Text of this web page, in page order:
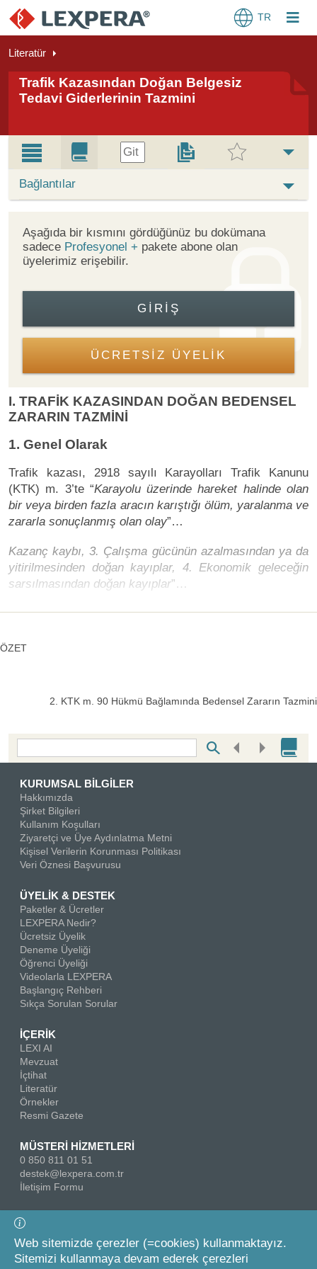
TR
Literatür
Trafik Kazasından Doğan Belgesiz
Tedavi Giderlerinin Tazmini
Git
Bağlantılar
Aşağıda bir kısmını gördüğünüz bu dokümana
sadece Profesyonel + pakete abone olan
üyelerimiz erişebilir.
GIRIŞ
ÜCRETSİZ ÜYELİK
I. TRAFİK KAZASINDAN DOĞAN BEDENSEL
ZARARIN TAZMİNİ
1. Genel Olarak
Trafik kazası, 2918 sayılı Karayolları Trafik Kanunu
(KTK) m. 3’te “Karayolu üzerinde hareket halinde olan
bir veya birden fazla aracın karıştığı ölüm, yaralanma ve
zararla sonuçlanmış olan olay”…
Kazanç kaybı, 3. Çalışma gücünün azalmasından ya da
yitirilmesinden doğan kayıplar, 4. Ekonomik geleceğin
sarsılmasından doğan kayıplar”…
ÖZET
2. KTK m. 90 Hükmü Bağlamında Bedensel Zararın Tazmini
Bottom Search Toolbar Highlight Text
KURUMSAL BİLGİLER
Hakkımızda
Şirket Bilgileri
Kullanım Koşulları
Ziyaretçi ve Üye Aydınlatma Metni
Kişisel Verilerin Korunması Politikası
Veri Öznesi Başvurusu
ÜYELİK & DESTEK
Paketler & Ücretler
LEXPERA Nedir?
Ücretsiz Üyelik
Deneme Üyeliği
Öğrenci Üyeliği
Videolarla LEXPERA
Başlangıç Rehberi
Sıkça Sorulan Sorular
İÇERİK
LEXI AI
Mevzuat
İçtihat
Literatür
Örnekler
Resmi Gazete
MÜSTERİ HİZMETLERİ
0 850 811 01 51
destek@lexpera.com.tr
İletişim Formu
Bizi Takip Edin
Web sitemizde çerezler (=cookies) kullanmaktayız.
Sitemizi kullanmaya devam ederek çerezleri